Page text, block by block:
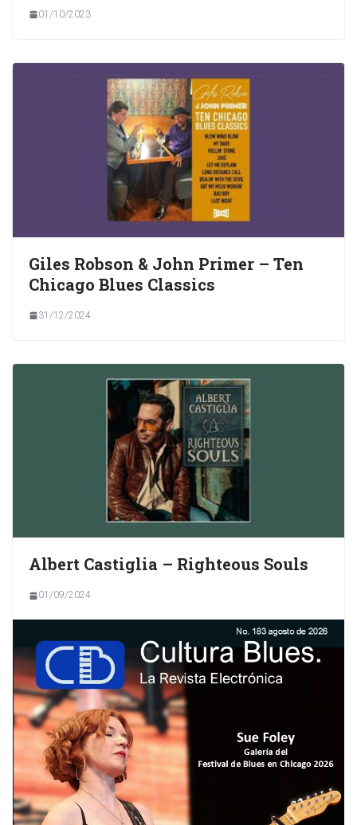
01/10/2023
Giles Robson & John Primer – Ten
Chicago Blues Classics
31/12/2024
Albert Castiglia – Righteous Souls
01/09/2024